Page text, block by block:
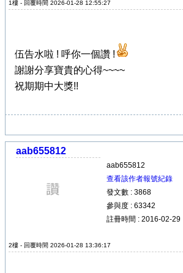
1樓 - 回覆時間 2026-01-28 12:55:27
伍告水啦 ! 呼你一個讚 !
謝謝分享寶貴的心得~~~~
祝期期中大獎!!
aab655812
aab655812
查看該作者報號紀錄
發文數 : 3868
參與度 : 63342
註冊時間 : 2016-02-29
2樓 - 回覆時間 2026-01-28 13:36:17